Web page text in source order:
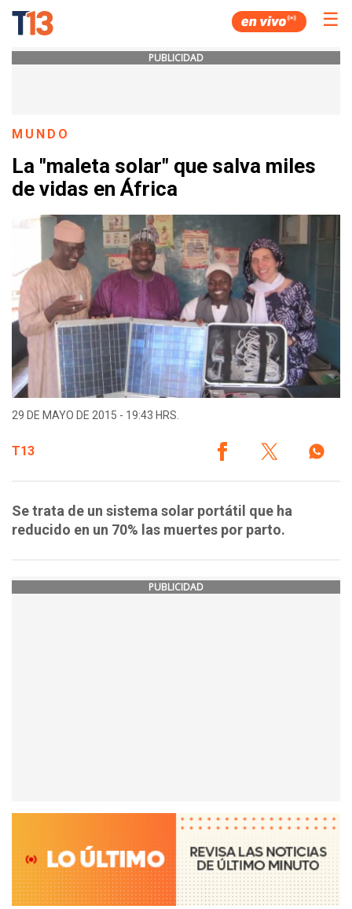
☰
PUBLICIDAD
MUNDO
La "maleta solar" que salva miles
de vidas en África
29 DE MAYO DE 2015 - 19:43 HRS.
T13
Se trata de un sistema solar portátil que ha
reducido en un 70% las muertes por parto.
PUBLICIDAD